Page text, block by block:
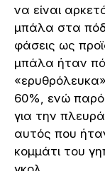
να είναι
μπάλα στα
φάσεις ως
μπάλα ήταν
60%, ενώ
για την
αυτός που
κομμάτι του